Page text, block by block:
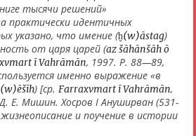
тысячи решений»
практически идентичных
указано, что имение (ḫ(w)āstag)
от царя царей (az šāhānšāh ō
ī Vahrāmān, 1997. P. 88—89,
именно выражение «в
) [ср. Farraxvmart ī Vahrāmān,
Е. Мишин. Хосров I Ануширван (531-
и поучение в истории